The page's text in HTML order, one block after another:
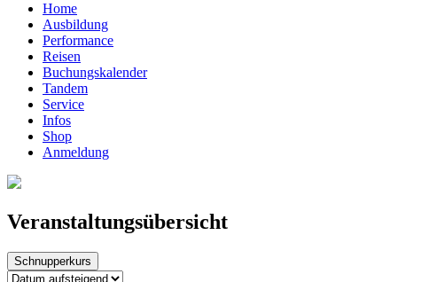
Home
Ausbildung
Performance
Reisen
Buchungskalender
Tandem
Service
Infos
Shop
Anmeldung
Veranstaltungsübersicht
Schnupperkurs